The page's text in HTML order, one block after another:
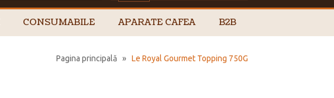
CONSUMABILE APARATE CAFEA B2B
Pagina principală » Le Royal Gourmet Topping 750G